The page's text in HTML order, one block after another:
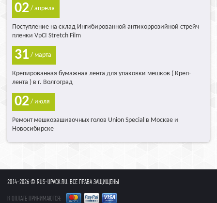
02 / апреля
Поступление на склад Ингибированной антикоррозийной стрейч
пленки VpCI Stretch Film
31 / марта
Крепированная бумажная лента для упаковки мешков ( Креп-
лента ) в г. Волгоград
02 / июля
Ремонт мешкозашивочных голов Union Special в Москве и
Новосибирске
2014-2026 © RUS-UPACK.RU. ВСЕ ПРАВА ЗАЩИЩЕНЫ
К ОПЛАТЕ ПРИНИМАЮТСЯ: